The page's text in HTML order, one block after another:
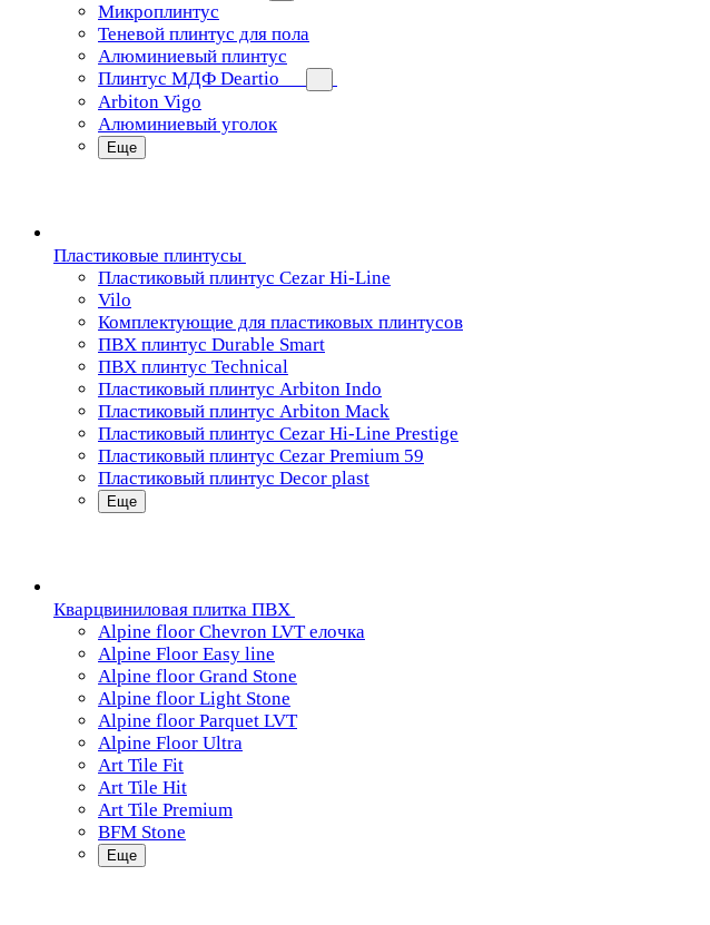
Микроплинтус
Теневой плинтус для пола
Алюминиевый плинтус
Плинтус МДФ Deartio
Arbiton Vigo
Алюминиевый уголок
Еще
Пластиковые плинтусы
Пластиковый плинтус Cezar Hi-Line
Vilo
Комплектующие для пластиковых плинтусов
ПВХ плинтус Durable Smart
ПВХ плинтус Technical
Пластиковый плинтус Arbiton Indo
Пластиковый плинтус Arbiton Mack
Пластиковый плинтус Cezar Hi-Line Prestige
Пластиковый плинтус Cezar Premium 59
Пластиковый плинтус Decor plast
Еще
Кварцвиниловая плитка ПВХ
Alpine floor Chevron LVT елочка
Alpine Floor Easy line
Alpine floor Grand Stone
Alpine floor Light Stone
Alpine floor Parquet LVT
Alpine Floor Ultra
Art Tile Fit
Art Tile Hit
Art Tile Premium
BFM Stone
Еще